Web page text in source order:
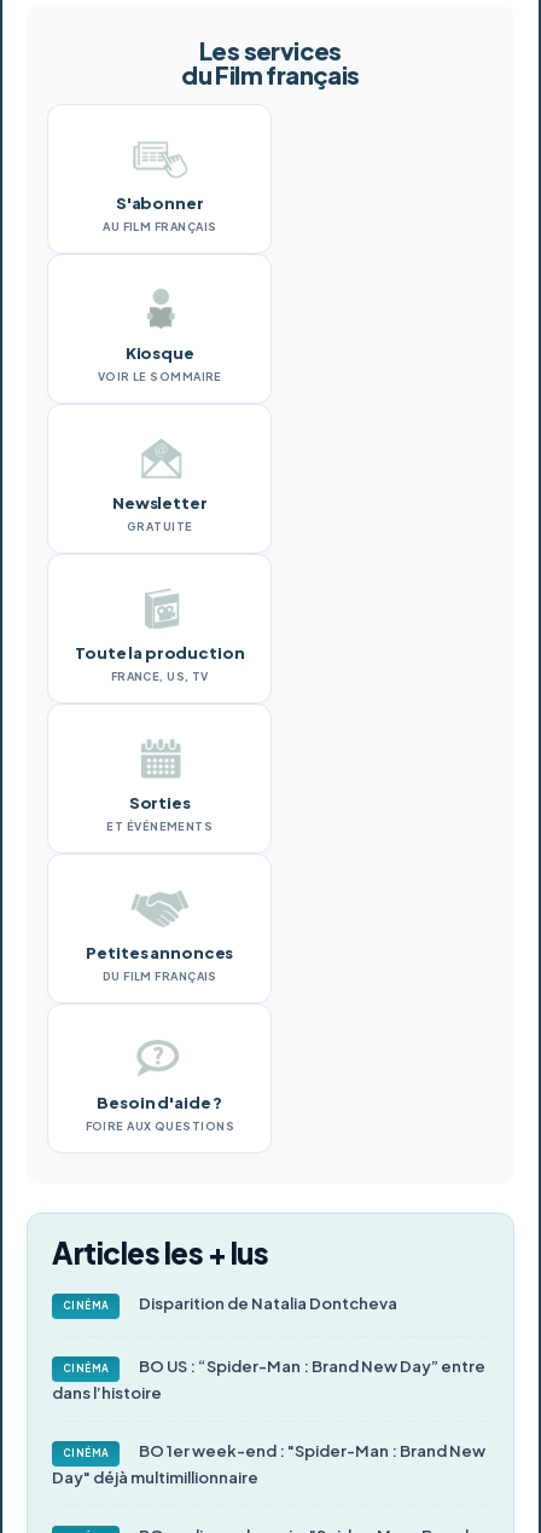
Les services
du Film français
S'abonner
AU FILM FRANÇAIS
Kiosque
VOIR LE SOMMAIRE
Newsletter
GRATUITE
Toute la production
FRANCE, US, TV
Sorties
ET ÉVÉNEMENTS
Petites annonces
DU FILM FRANÇAIS
Besoin d'aide ?
FOIRE AUX QUESTIONS
Articles les + lus
CINÉMA Disparition de Natalia Dontcheva
CINÉMA
BO US : “Spider-Man : Brand New Day” entre
dans l’histoire
CINÉMA
BO 1er week-end : "Spider-Man : Brand New
Day" déjà multimillionnaire